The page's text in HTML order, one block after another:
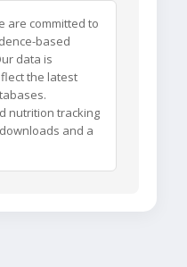
are committed to
based
data is
the latest
nutrition tracking
and a